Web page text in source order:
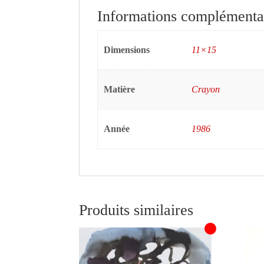
Informations
Dimensions 11×15
Matière Crayon
Année 1986
Produits similaires